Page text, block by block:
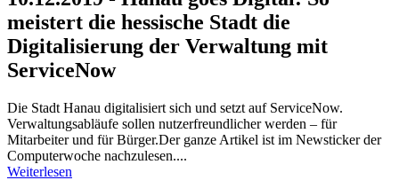
meistert die hessische Stadt die
Digitalisierung der Verwaltung mit
ServiceNow
Die Stadt Hanau digitalisiert sich und setzt auf ServiceNow.
Verwaltungsabläufe sollen nutzerfreundlicher werden – für
Mitarbeiter und für Bürger.Der ganze Artikel ist im Newsticker der
Computerwoche nachzulesen....
Weiterlesen